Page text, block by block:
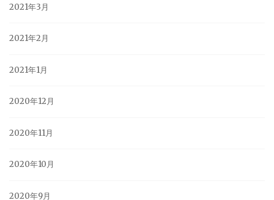
2021年3月
2021年2月
2021年1月
2020年12月
2020年11月
2020年10月
2020年9月